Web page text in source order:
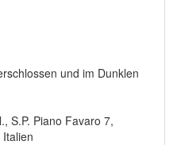
und im Dunklen
S.P. Piano Favaro 7,